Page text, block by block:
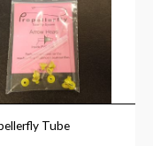
Tube